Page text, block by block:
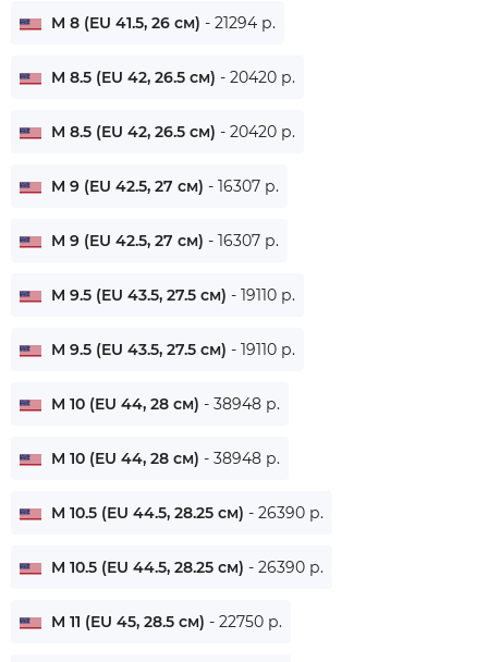
M 8 (EU 41.5, 26 см) - 21294 р.
M 8.5 (EU 42, 26.5 см) - 20420 р.
M 8.5 (EU 42, 26.5 см) - 20420 р.
M 9 (EU 42.5, 27 см) - 16307 р.
M 9 (EU 42.5, 27 см) - 16307 р.
M 9.5 (EU 43.5, 27.5 см) - 19110 р.
M 9.5 (EU 43.5, 27.5 см) - 19110 р.
M 10 (EU 44, 28 см) - 38948 р.
M 10 (EU 44, 28 см) - 38948 р.
M 10.5 (EU 44.5, 28.25 см) - 26390 р.
M 10.5 (EU 44.5, 28.25 см) - 26390 р.
M 11 (EU 45, 28.5 см) - 22750 р.